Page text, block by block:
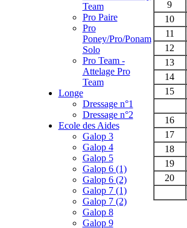
Team
Pro Paire
Pro
Poney/Pro/Ponam
Solo
Pro Team -
Attelage Pro
Team
Longe
Dressage n°1
Dressage n°2
Ecole des Aides
Galop 3
Galop 4
Galop 5
Galop 6 (1)
Galop 6 (2)
Galop 7 (1)
Galop 7 (2)
Galop 8
Galop 9
9
10
11
12
13
14
15
16
17
18
19
20